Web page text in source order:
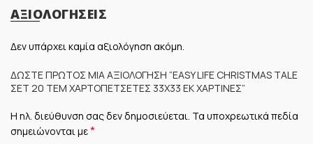
ΑΞΙΟΛΟΓΉΣΕΙΣ
Δεν υπάρχει καμία αξιολόγηση ακόμη.
ΔΏΣΤΕ ΠΡΏΤΟΣ ΜΊΑ ΑΞΙΟΛΌΓΗΣΗ “EASY LIFE CHRISTMAS TALE
ΣΕΤ 20 ΤΕΜ ΧΑΡΤΟΠΕΤΣΈΤΕΣ 33Χ33 ΕΚ ΧΆΡΤΙΝΕΣ”
Η ηλ. διεύθυνση σας δεν δημοσιεύεται. Τα υποχρεωτικά πεδία
σημειώνονται με*